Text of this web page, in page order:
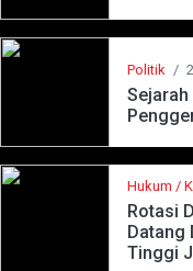
Politik /
Sejarah
Hukum /
Rotasi
Datang
Tinggi